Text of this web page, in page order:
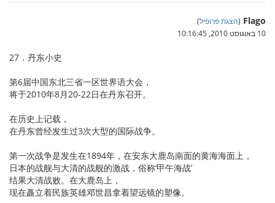
Flago
(הצגת פרופיל)
10 באוגוסט 2010, 10:16:45
27．丹东小史
第6届中国东北三省一区世界语大会，
将于2010年8月20-22日在丹东召开。
在历史上记载，
在丹东曾经发生过3次大型的国际战争。
第一次战争是发生在1894年，在安东大鹿岛南面的黄海海面上，
日本的战舰与大清的战舰的激战，俗称‘甲午海战’
结果大清战败。在大鹿岛上，
现在矗立着民族英雄邓世昌拿着望远镜的塑像。